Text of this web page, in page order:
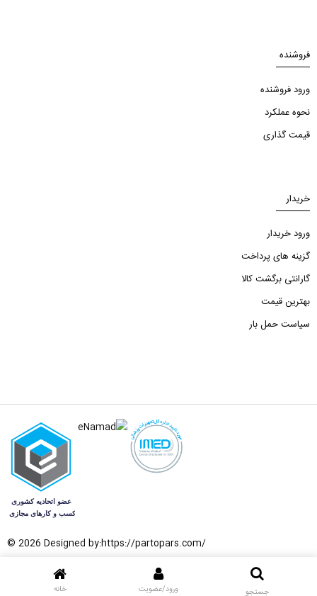
خانه ورود/عضویت جستجو
فروشنده
ورود فروشنده
نحوه عملکرد
قیمت گذاری
خریدار
ورود خریدار
گزینه های پرداخت
گارانتی برگشت کالا
بهترین قیمت
سیاست حمل بار
© 2026 Designed by:https://partopars.com/